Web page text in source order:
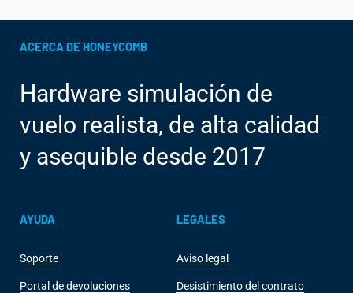
ACERCA DE HONEYCOMB
Hardware simulación de
vuelo realista, de alta calidad
y asequible desde 2017
AYUDA
Soporte
Portal de devoluciones
LEGALES
Aviso legal
Desistimiento del contrato